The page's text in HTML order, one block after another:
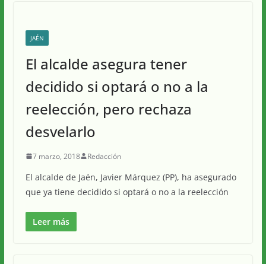
JAÉN
El alcalde asegura tener
decidido si optará o no a la
reelección, pero rechaza
desvelarlo
7 marzo, 2018 Redacción
El alcalde de Jaén, Javier Márquez (PP), ha asegurado
que ya tiene decidido si optará o no a la reelección
Leer más